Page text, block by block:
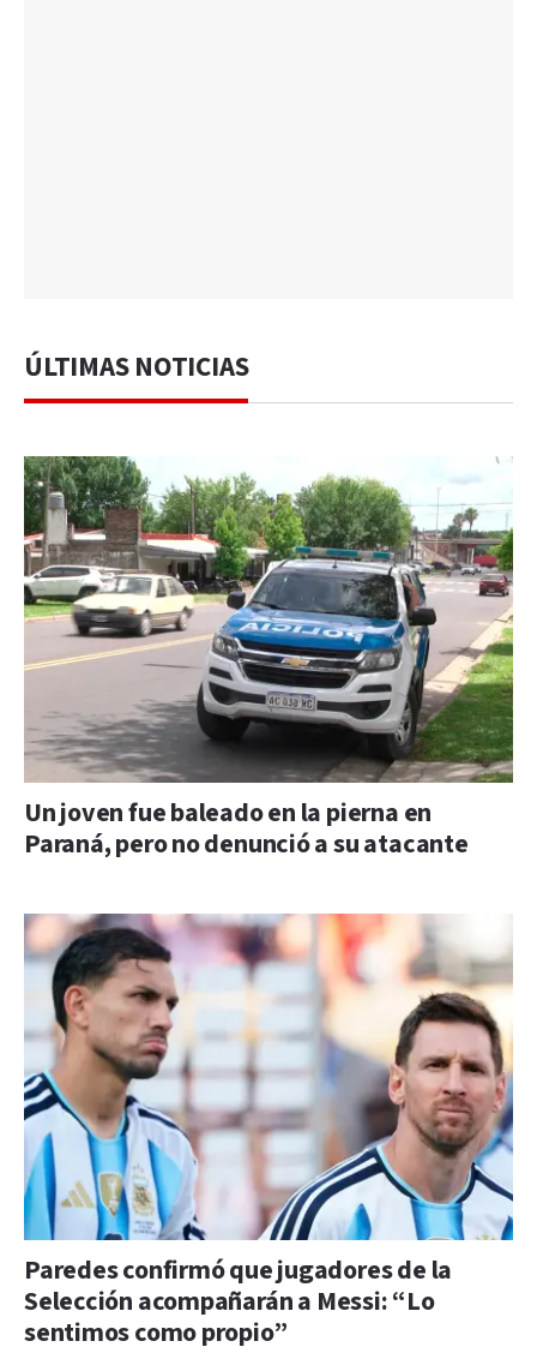
ÚLTIMAS NOTICIAS
Un joven fue baleado en la pierna en
Paraná, pero no denunció a su atacante
Paredes confirmó que jugadores de la
Selección acompañarán a Messi: “Lo
sentimos como propio”